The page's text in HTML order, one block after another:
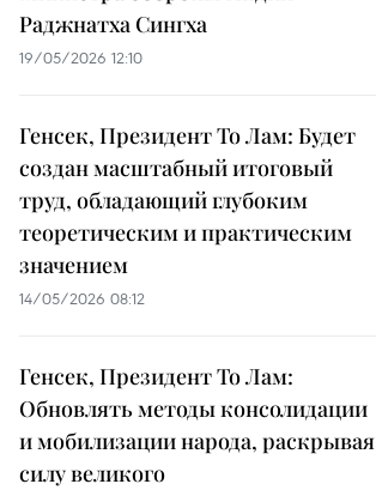
Раджнатха Сингха
19/05/2026 12:10
Генсек, Президент То Лам: Будет
создан масштабный итоговый
труд, обладающий глубоким
теоретическим и практическим
значением
14/05/2026 08:12
Генсек, Президент То Лам:
Обновлять методы консолидации
и мобилизации народа, раскрывая
силу великого